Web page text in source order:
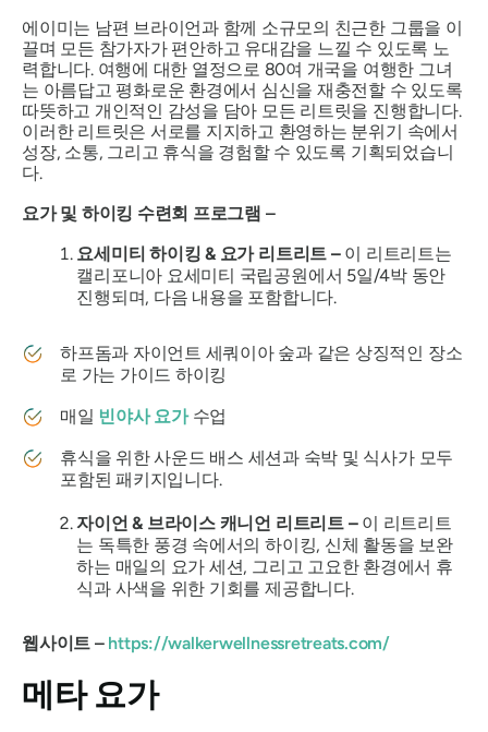
에이미는 남편 브라이언과 함께 소규모의 친근한 그룹을 이
끌며 모든 참가자가 편안하고 유대감을 느낄 수 있도록 노
력합니다. 여행에 대한 열정으로 80여 개국을 여행한 그녀
는 아름답고 평화로운 환경에서 심신을 재충전할 수 있도록
따뜻하고 개인적인 감성을 담아 모든 리트릿을 진행합니다.
이러한 리트릿은 서로를 지지하고 환영하는 분위기 속에서
성장, 소통, 그리고 휴식을 경험할 수 있도록 기획되었습니
다.
요가 및 하이킹 수련회 프로그램 –
요세미티 하이킹 & 요가 리트리트 – 이 리트리트는
캘리포니아 요세미티 국립공원에서 5일/4박 동안
진행되며, 다음 내용을 포함합니다.
하프돔과 자이언트 세쿼이아 숲과 같은 상징적인 장소
로 가는 가이드 하이킹
매일 빈야사 요가수업
휴식을 위한 사운드 배스 세션과 숙박 및 식사가 모두
포함된 패키지입니다.
자이언 & 브라이스 캐니언 리트리트 – 이 리트리트
는 독특한 풍경 속에서의 하이킹, 신체 활동을 보완
하는 매일의 요가 세션, 그리고 고요한 환경에서 휴
식과 사색을 위한 기회를 제공합니다.
웹사이트 –https://walkerwellnessretreats.com/
메타 요가